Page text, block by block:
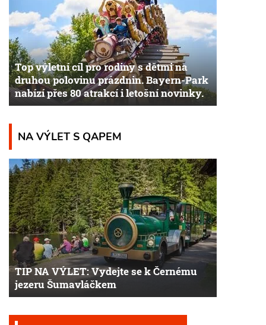
Top výletní cíl pro rodiny s dětmi na
druhou polovinu prázdnin. Bayern-Park
nabízí přes 80 atrakcí i letošní novinky.
NA VÝLET S QAPEM
TIP NA VÝLET: Vydejte se k Černému
jezeru Šumavláčkem